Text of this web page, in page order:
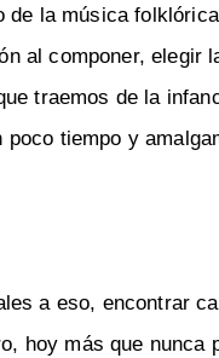
la música
al componer, elegir
traemos de la
tiempo y
a eso, encontrar
hoy más que nunca